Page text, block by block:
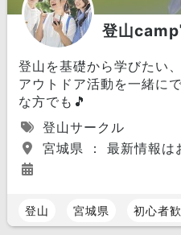
登山camp
登山を基礎から学びたい
アウトドア活動を一緒に
な方でも🎵
登山サークル
宮城県 ： 最新情報は
登山 宮城県 初心者